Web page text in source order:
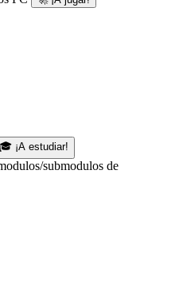
🎓 ¡A estudiar!
submodulos de